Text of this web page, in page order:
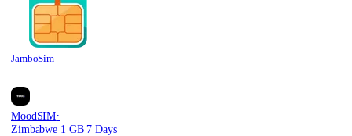
JamboSim
MoodSIM·
Zimbabwe 1 GB 7 Days